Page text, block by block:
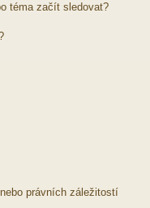
téma začít sledovat?
právních záležitostí